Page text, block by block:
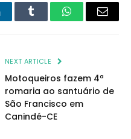
Tumblr WhatsAppEmail
NEXT ARTICLE
Motoqueiros fazem 4ª
romaria ao santuário de
São Francisco em
Canindé-CE